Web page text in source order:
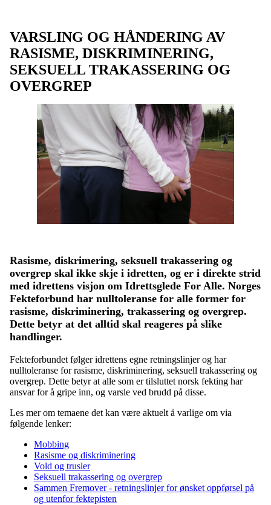
VARSLING OG HÅNDERING AV
RASISME, DISKRIMINERING,
SEKSUELL TRAKASSERING OG
OVERGREP
Rasisme, diskrimering, seksuell trakassering og
overgrep skal ikke skje i idretten, og er i direkte strid
med idrettens visjon om Idrettsglede For Alle. Norges
Fekteforbund har nulltoleranse for alle former for
rasisme, diskriminering, trakassering og overgrep.
Dette betyr at det alltid skal reageres på slike
handlinger.
Fekteforbundet følger idrettens egne retningslinjer og har
nulltoleranse for rasisme, diskriminering, seksuell trakassering og
overgrep. Dette betyr at alle som er tilsluttet norsk fekting har
ansvar for å gripe inn, og varsle ved brudd på disse.
Les mer om temaene det kan være aktuelt å varlige om via
følgende lenker:
Mobbing
Rasisme og diskriminering
Vold og trusler
Seksuell trakassering og overgrep
Sammen Fremover - retningslinjer for ønsket oppførsel på
og utenfor fektepisten